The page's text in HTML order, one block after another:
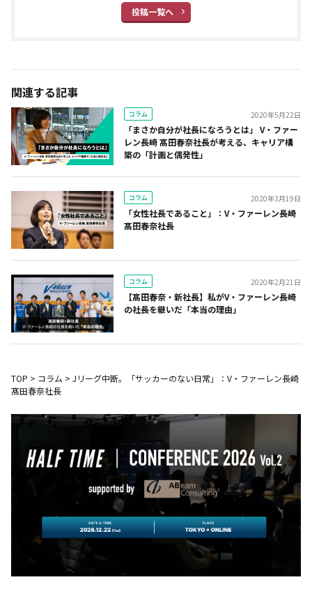
投稿一覧へ
関連する記事
コラム 2020年5月22日
「まさか自分が社長になろうとは」 V・ファー
レン長崎 髙田春奈社長が考える、キャリア構
築の「計画と偶発性」
コラム 2020年3月19日
「女性社長であること」：V・ファーレン長崎
髙田春奈社長
コラム 2020年2月21日
【髙田春奈・新社長】私がV・ファーレン長崎
の社長を継いだ「本当の理由」
TOP > コラム > Jリーグ中断。「サッカーのない日常」：V・ファーレン長崎
髙田春奈社長